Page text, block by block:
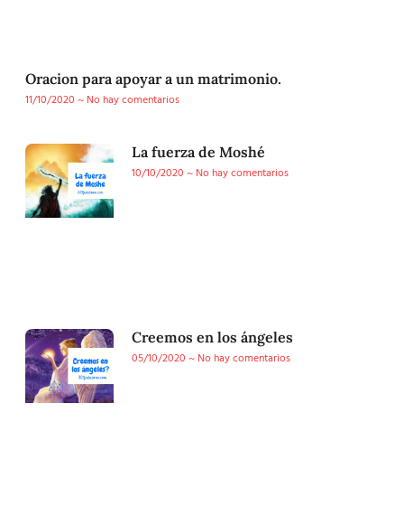
Oracion para apoyar a un matrimonio.
11/10/2020
No hay comentarios
La fuerza de Moshé
10/10/2020
No hay comentarios
Creemos en los ángeles
05/10/2020
No hay comentarios